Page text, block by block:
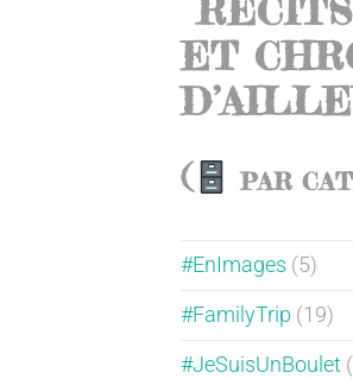
ET
( PAR
#EnImages (5)
#FamilyTrip (19)
#JeSuisUnBoulet